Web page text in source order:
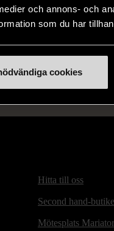
och annons- och
som du har
cookies
Hitta till oss
Second hand-
Mötesplats